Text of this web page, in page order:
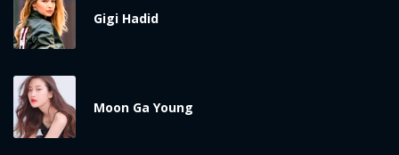
Gigi Hadid
Moon Ga Young